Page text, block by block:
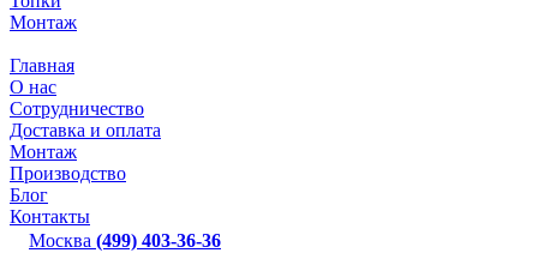
Монтаж
Главная
О нас
Сотрудничество
Доставка и оплата
Монтаж
Производство
Блог
Контакты
Москва (499) 403-36-36